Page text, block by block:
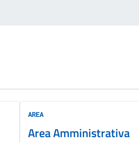
AREA
Area Amministrativa